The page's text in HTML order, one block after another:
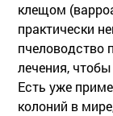
клещом
практически
пчеловодство
лечения,
Есть уже
колоний в